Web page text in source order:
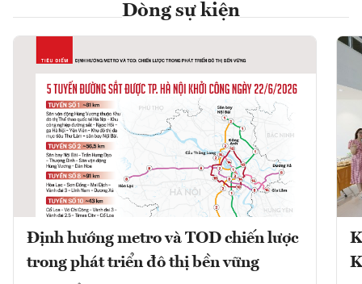
Dòng sự kiện
Định hướng metro và TOD chiến lược
trong phát triển đô thị bền vững